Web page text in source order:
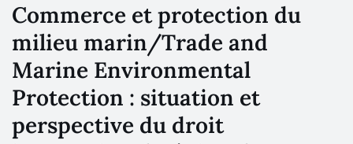
Commerce et protection du
milieu marin/Trade and
Marine Environmental
Protection : situation et
perspective du droit